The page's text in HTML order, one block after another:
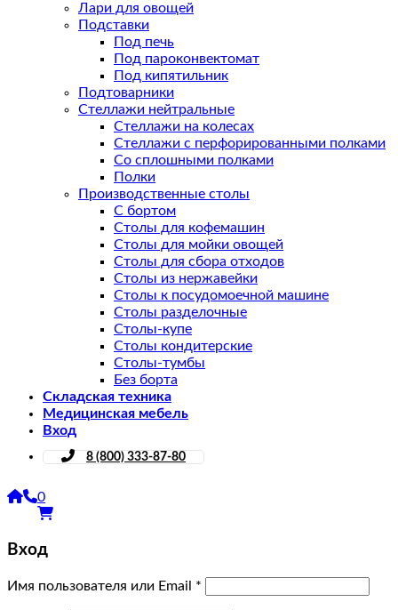
Лари для овощей
Подставки
Под печь
Под пароконвектомат
Под кипятильник
Подтоварники
Стеллажи нейтральные
Стеллажи на колесах
Стеллажи с перфорированными полками
Со сплошными полками
Полки
Производственные столы
С бортом
Столы для кофемашин
Столы для мойки овощей
Столы для сбора отходов
Столы из нержавейки
Столы к посудомоечной машине
Столы разделочные
Столы-купе
Столы кондитерские
Столы-тумбы
Без борта
Складская техника
Медицинская мебель
Вход
8 (800) 333-87-80
0
Вход
Имя пользователя или Email *